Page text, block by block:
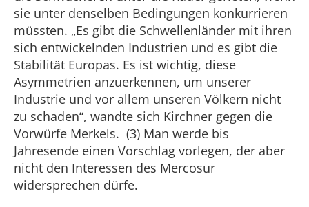
sie unter denselben Bedingungen konkurrieren
müssten. „Es gibt die Schwellenländer mit ihren
sich entwickelnden Industrien und es gibt die
Stabilität Europas. Es ist wichtig, diese
Asymmetrien anzuerkennen, um unserer
Industrie und vor allem unseren Völkern nicht
zu schaden“, wandte sich Kirchner gegen die
Vorwürfe Merkels. (3) Man werde bis
Jahresende einen Vorschlag vorlegen, der aber
nicht den Interessen des Mercosur
widersprechen dürfe.